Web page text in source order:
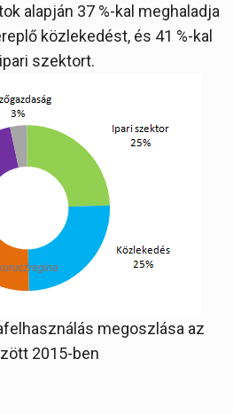
alapján 37 %-kal meghaladja
közlekedést, és 41 %-kal
szektort.
megoszlása az
2015-ben